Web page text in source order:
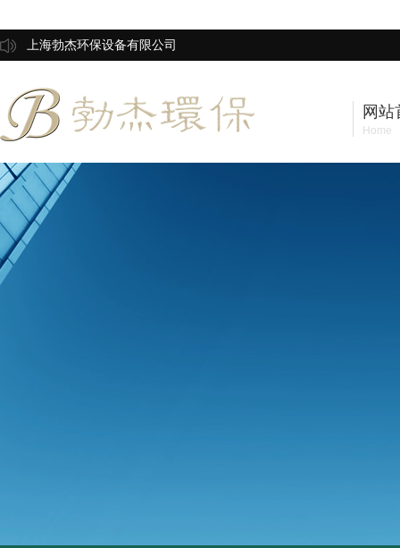
上海勃杰环保设备有限公司
网站
Home